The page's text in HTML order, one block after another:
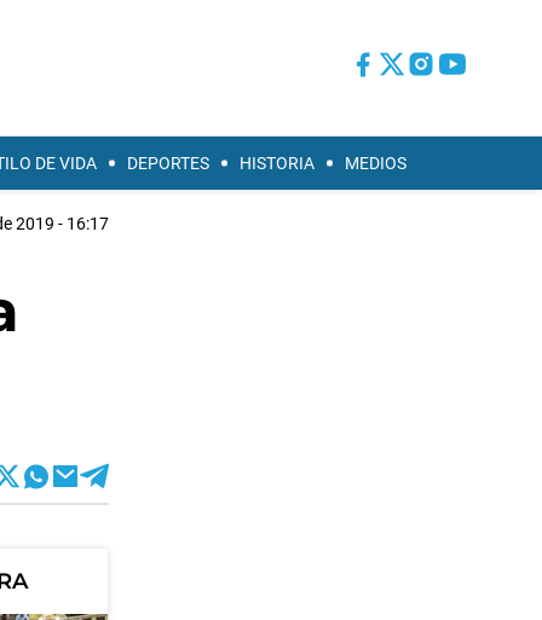
DE VIDA DEPORTES HISTORIA MEDIOS
2019 - 16:17